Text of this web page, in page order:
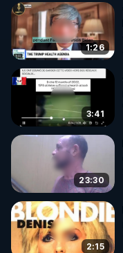
▶ 30 jours gratuit
de bien-être
Rendez-vous sur
le code :
1:26
3:41
23:30
2:15